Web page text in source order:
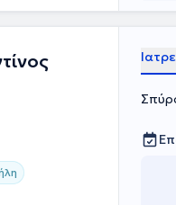
μέλος της
και έχει